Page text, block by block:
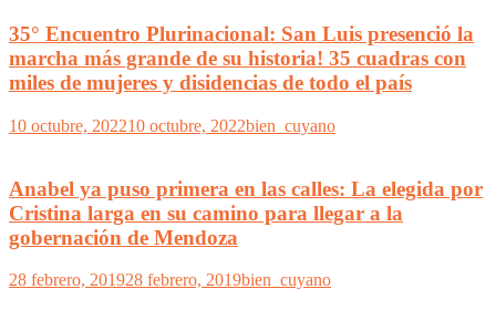
35° Encuentro Plurinacional: San Luis presenció la
marcha más grande de su historia! 35 cuadras con
miles de mujeres y disidencias de todo el país
10 octubre, 202210 octubre, 2022bien_cuyano
Anabel ya puso primera en las calles: La elegida por
Cristina larga en su camino para llegar a la
gobernación de Mendoza
28 febrero, 201928 febrero, 2019bien_cuyano